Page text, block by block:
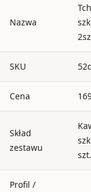
Nazwa
SKU
Cena
Skład
zestawu
Profil /